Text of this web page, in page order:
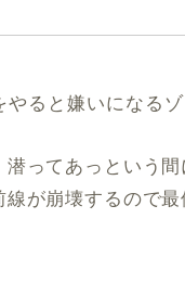
やると嫌いになる
潜ってあっという間
線が崩壊するので最